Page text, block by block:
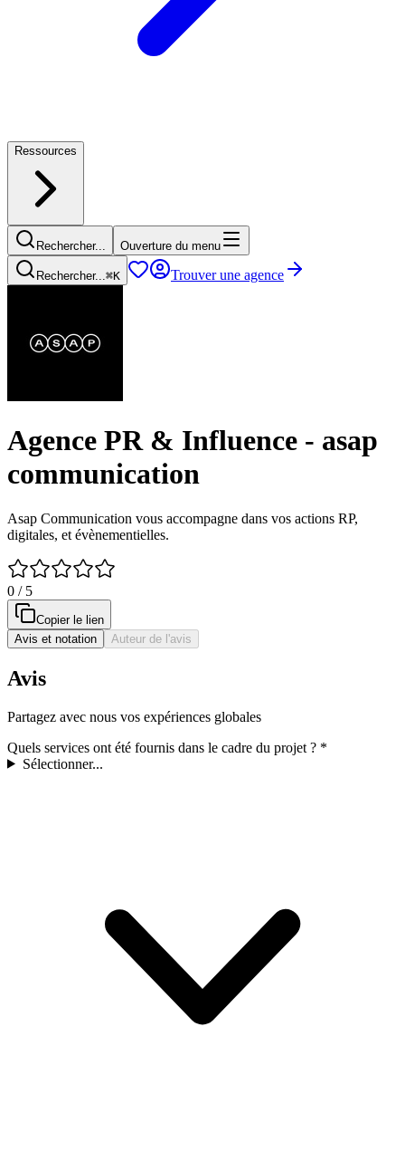
Ressources
Rechercher... Ouverture du menu
Rechercher...⌘K Trouver une agence
Agence PR & Influence - asap
communication
Asap Communication vous accompagne dans vos actions RP,
digitales, et évènementielles.
0 / 5
Copier le lien
Avis et notation
Auteur de l'avis
Avis
Partagez avec nous vos expériences globales
Quels services ont été fournis dans le cadre du projet ? *
Sélectionner...